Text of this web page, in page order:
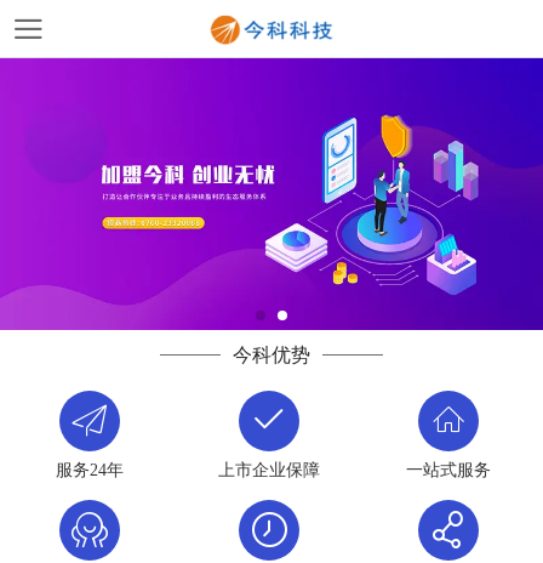
今科优势
服务24年 上市企业保障 一站式服务